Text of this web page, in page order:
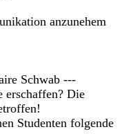
anzunehem
Schwab ---
erschaffen? Die
Studenten folgende